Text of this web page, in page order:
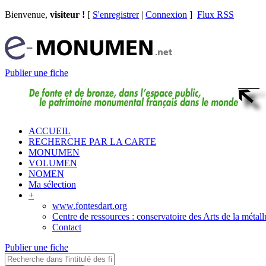
Bienvenue, visiteur ! [ S'enregistrer| Connexion ] Flux RSS
Publier une fiche
ACCUEIL
RECHERCHE PAR LA CARTE
MONUMEN
VOLUMEN
NOMEN
Ma sélection
+
www.fontesdart.org
Centre de ressources : conservatoire des Arts de la
Contact
Publier une fiche